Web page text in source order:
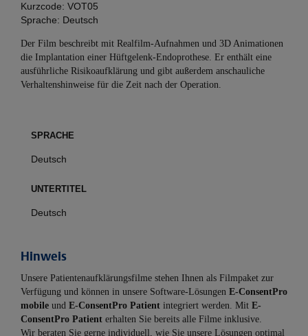
Kurzcode: VOT05
Sprache: Deutsch
Der Film beschreibt mit Realfilm-Aufnahmen und 3D Animationen
die Implantation einer Hüftgelenk-Endoprothese. Er enthält eine
ausführliche Risikoaufklärung und gibt außerdem anschauliche
Verhaltenshinweise für die Zeit nach der Operation.
SPRACHE
Deutsch
UNTERTITEL
Deutsch
Hinweis
Unsere Patientenaufklärungsfilme stehen Ihnen als Filmpaket zur
Verfügung und können in unsere Software-Lösungen E-ConsentPro
mobile und E-ConsentPro Patient integriert werden. Mit E-
ConsentPro Patient erhalten Sie bereits alle Filme inklusive.
Wir beraten Sie gerne individuell, wie Sie unsere Lösungen optimal